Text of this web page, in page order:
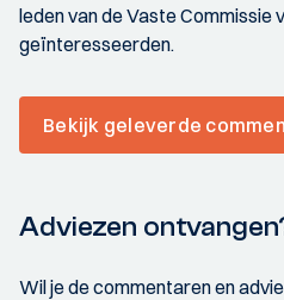
leden van de Vaste Commissie
geïnteresseerden.
Bekijk geleverde
Adviezen
Wil je de commentaren en